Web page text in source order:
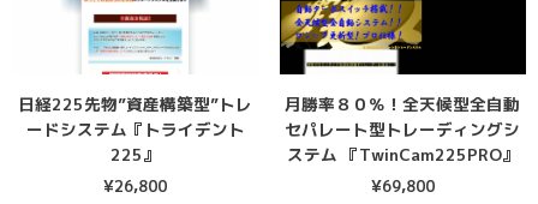
日経225先物”資産構築型”トレ
ードシステム『トライデント
225』
¥26,800
月勝率８０％！全天候型全自動
セパレート型トレーディングシ
ステム 『TwinCam225PRO』
¥69,800